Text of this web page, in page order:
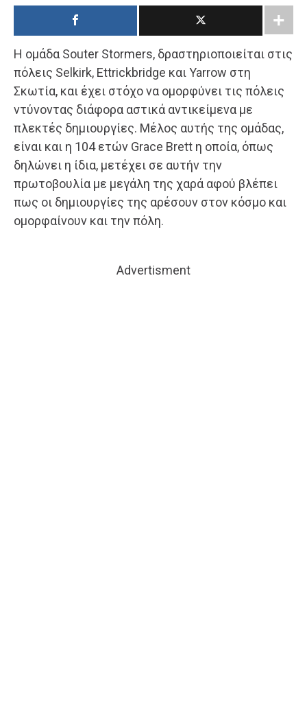
Η ομάδα Souter Stormers, δραστηριοποιείται στις
πόλεις Selkirk, Ettrickbridge και Yarrow στη
Σκωτία, και έχει στόχο να ομορφύνει τις πόλεις
ντύνοντας διάφορα αστικά αντικείμενα με
πλεκτές δημιουργίες. Μέλος αυτής της ομάδας,
είναι και η 104 ετών Grace Brett η οποία, όπως
δηλώνει η ίδια, μετέχει σε αυτήν την
πρωτοβουλία με μεγάλη της χαρά αφού βλέπει
πως οι δημιουργίες της αρέσουν στον κόσμο και
ομορφαίνουν και την πόλη.
Advertisment